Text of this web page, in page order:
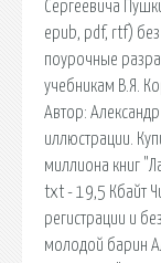
Сергеевича
epub, pdf, rtf) без
поурочные
учебникам В.Я.
Автор:
иллюстрации.
миллиона книг
txt - 19,5 Кбайт
регистрации и
молодой барин